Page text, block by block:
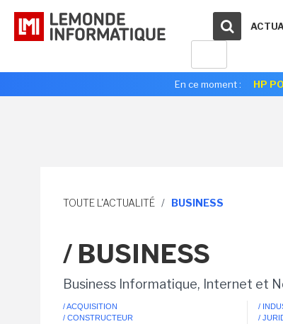
En ce moment : HP
TOUTE L'ACTUALITÉ / BUSINESS
/ BUSINESS
Business Informatique, Internet et
/ ACQUISITION
/ CONSTRUCTEUR
/
/